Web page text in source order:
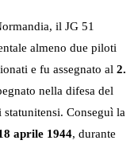
il JG 51
almeno due piloti
e fu assegnato al 2.
nella difesa del
Conseguì la
aprile 1944, durante